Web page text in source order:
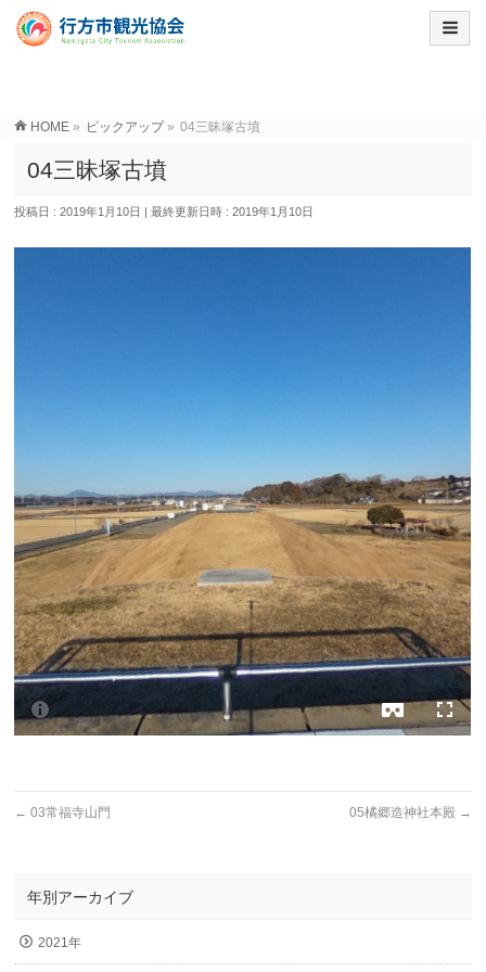
HOME » ピックアップ» 04三昧塚古墳
04三昧塚古墳
投稿日 : 2019年1月10日 最終更新日時 : 2019年1月10日
← 03常福寺山門 05橘郷造神社本殿 →
年別アーカイブ
2021年